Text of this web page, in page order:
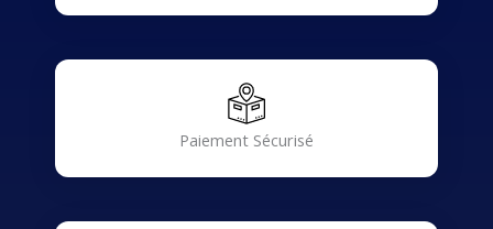
Paiement Sécurisé